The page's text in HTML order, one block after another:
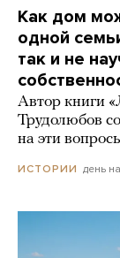
Как дом
одной
так и не
Автор книги
Трудолюбов
на эти
ИСТОРИИ день